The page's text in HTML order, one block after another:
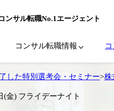
ンサル転職No.1エージェント
コンサル転職情報
した特別選考会・セミナー>株
(金) フライデーナイト